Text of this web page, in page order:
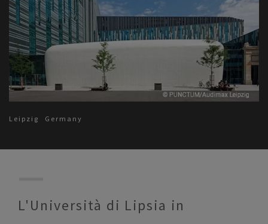
Leipzig Germany
L'Università di Lipsia in